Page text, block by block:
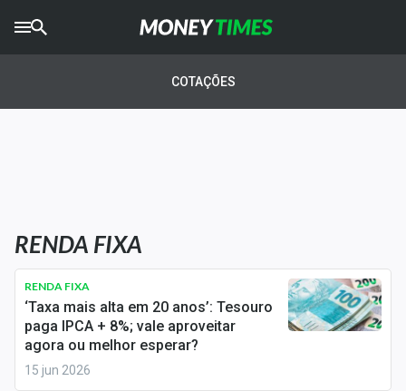
AGROTIMES
Newsletters
Money Trader
Anuncie
Últimas Notícias
COTAÇÕES
RENDA FIXA
RENDA FIXA
‘Taxa mais alta em 20 anos’: Tesouro
paga IPCA + 8%; vale aproveitar
agora ou melhor esperar?
15 jun 2026